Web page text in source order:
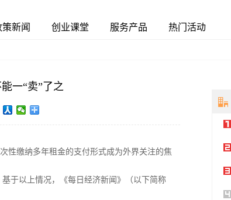
策新闻 创业课堂 服务产品 热门活动
一“卖”了之
性缴纳多年租金的支付形式成为外界关注的焦
于以上情况，《每日经济新闻》（以下简称